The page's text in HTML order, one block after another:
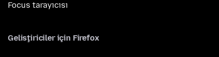
Focus tarayıcısı
Geliştiriciler için Firefox